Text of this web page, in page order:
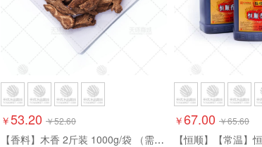
￥53.20 ￥52.60
【香料】木香 2斤装 1000g/袋 （需磨粉请备注）
￥67.00 ￥65.60